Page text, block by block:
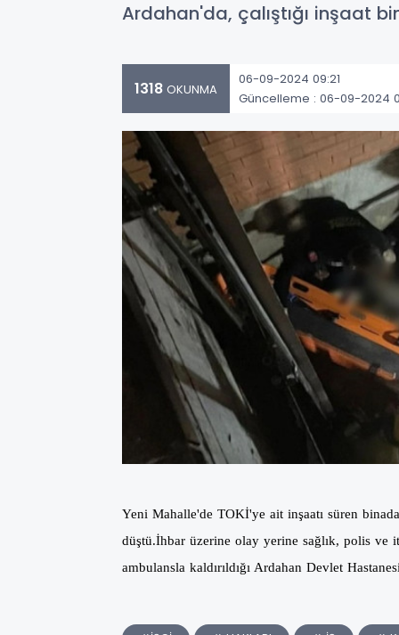
Ardahan'da, çalıştığı inşaat
1318 OKUNMA
06-09-2024 09:21
Güncelleme : 06-09-2024
Yeni Mahalle'de TOKİ'ye ait inşaatı süren
düştü.İhbar üzerine olay yerine sağlık, polis ve
ambulansla kaldırıldığı Ardahan Devlet